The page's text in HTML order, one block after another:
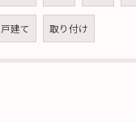
戸建て 取り付け